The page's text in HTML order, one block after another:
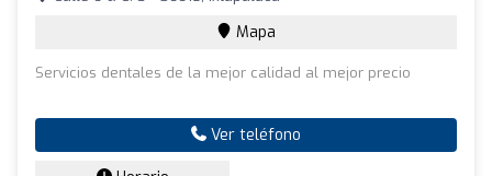
Mapa
Servicios dentales de la mejor calidad al mejor precio
Ver teléfono